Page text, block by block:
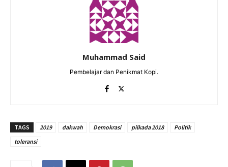
Muhammad Said
Pembelajar dan Penikmat Kopi.
TAGS 2019 dakwah Demokrasi pilkada 2018
Politik
toleransi